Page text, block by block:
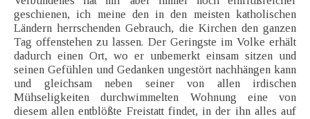
geschienen, ich meine den in den meisten katholischen
Ländern herrschenden Gebrauch, die Kirchen den ganzen
Tag offenstehen zu lassen. Der Geringste im Volke erhält
dadurch einen Ort, wo er unbemerkt einsam sitzen und
seinen Gefühlen und Gedanken ungestört nachhängen kann
und gleichsam neben seiner von allen irdischen
Mühseligkeiten durchwimmelten Wohnung eine von
diesem allen entblößte Freistatt findet, in der ihn alles auf